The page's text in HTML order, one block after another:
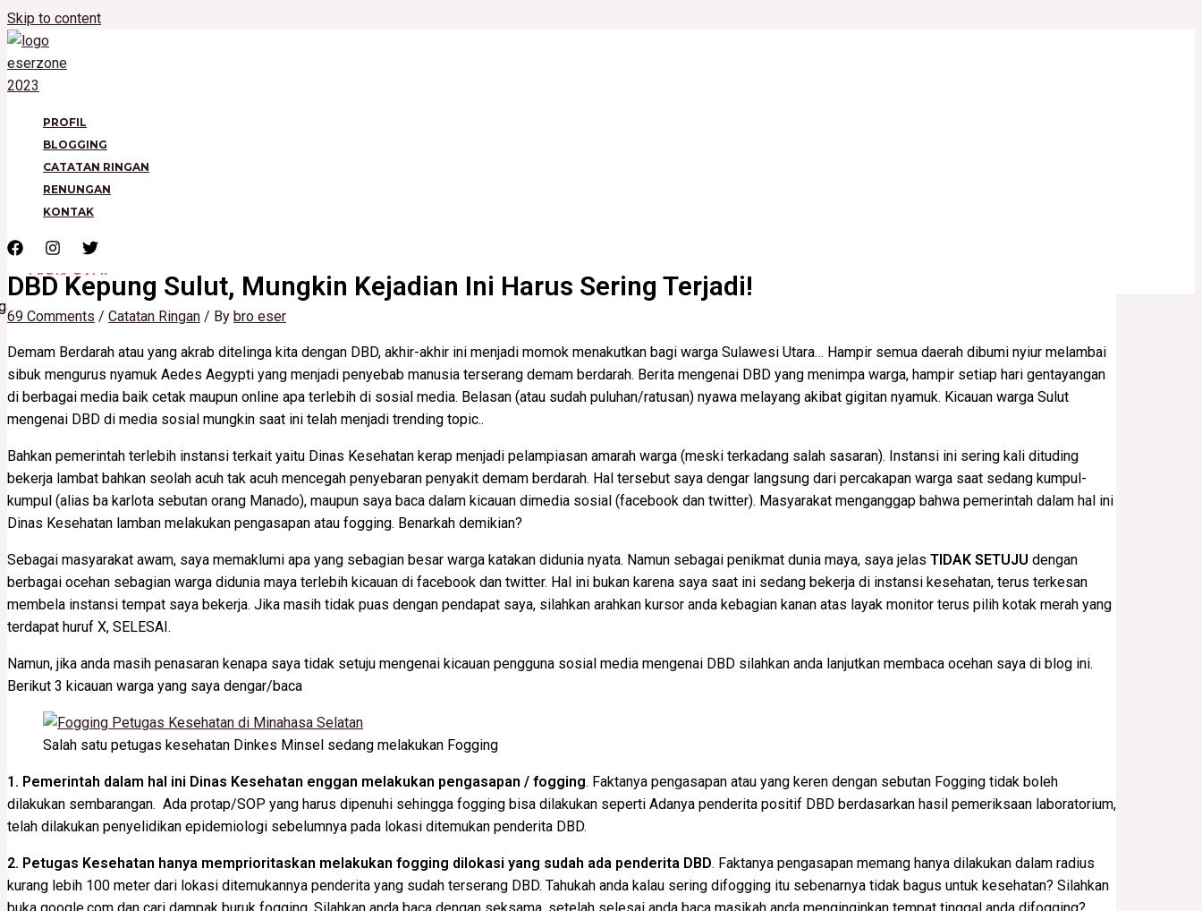
Skip to content
PROFIL
BLOGGING
CATATAN RINGAN
RENUNGAN
KONTAK
LET'S TALK
DBD Kepung Sulut, Mungkin Kejadian Ini Harus Sering Terjadi!
69 Comments / Catatan Ringan / By bro eser
Demam Berdarah atau yang akrab ditelinga kita dengan DBD, akhir-akhir ini menjadi momok menakutkan bagi warga Sulawesi Utara… Hampir semua daerah dibumi nyiur melambai
sibuk mengurus nyamuk Aedes Aegypti yang menjadi penyebab manusia terserang demam berdarah. Berita mengenai DBD yang menimpa warga, hampir setiap hari gentayangan
di berbagai media baik cetak maupun online apa terlebih di sosial media. Belasan (atau sudah puluhan/ratusan) nyawa melayang akibat gigitan nyamuk. Kicauan warga Sulut
mengenai DBD di media sosial mungkin saat ini telah menjadi trending topic..
Bahkan pemerintah terlebih instansi terkait yaitu Dinas Kesehatan kerap menjadi pelampiasan amarah warga (meski terkadang salah sasaran). Instansi ini sering kali dituding
bekerja lambat bahkan seolah acuh tak acuh mencegah penyebaran penyakit demam berdarah. Hal tersebut saya dengar langsung dari percakapan warga saat sedang kumpul-
kumpul (alias ba karlota sebutan orang Manado), maupun saya baca dalam kicauan dimedia sosial (facebook dan twitter). Masyarakat menganggap bahwa pemerintah dalam hal ini
Dinas Kesehatan lamban melakukan pengasapan atau fogging. Benarkah demikian?
Sebagai masyarakat awam, saya memaklumi apa yang sebagian besar warga katakan didunia nyata. Namun sebagai penikmat dunia maya, saya jelas TIDAK SETUJU dengan
berbagai ocehan sebagian warga didunia maya terlebih kicauan di facebook dan twitter. Hal ini bukan karena saya saat ini sedang bekerja di instansi kesehatan, terus terkesan
membela instansi tempat saya bekerja. Jika masih tidak puas dengan pendapat saya, silahkan arahkan kursor anda kebagian kanan atas layak monitor terus pilih kotak merah yang
terdapat huruf X, SELESAI.
Namun, jika anda masih penasaran kenapa saya tidak setuju mengenai kicauan pengguna sosial media mengenai DBD silahkan anda lanjutkan membaca ocehan saya di blog ini.
Berikut 3 kicauan warga yang saya dengar/baca
Salah satu petugas kesehatan Dinkes Minsel sedang melakukan Fogging
1. Pemerintah dalam hal ini Dinas Kesehatan enggan melakukan pengasapan / fogging. Faktanya pengasapan atau yang keren dengan sebutan Fogging tidak boleh
dilakukan sembarangan. Ada protap/SOP yang harus dipenuhi sehingga fogging bisa dilakukan seperti Adanya penderita positif DBD berdasarkan hasil pemeriksaan laboratorium,
telah dilakukan penyelidikan epidemiologi sebelumnya pada lokasi ditemukan penderita DBD.
2. Petugas Kesehatan hanya memprioritaskan melakukan fogging dilokasi yang sudah ada penderita DBD. Faktanya pengasapan memang hanya dilakukan dalam radius
kurang lebih 100 meter dari lokasi ditemukannya penderita yang sudah terserang DBD. Tahukah anda kalau sering difogging itu sebenarnya tidak bagus untuk kesehatan? Silahkan